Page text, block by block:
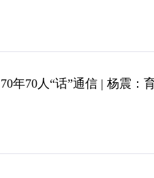
70年70人“话”通信 | ​杨震：